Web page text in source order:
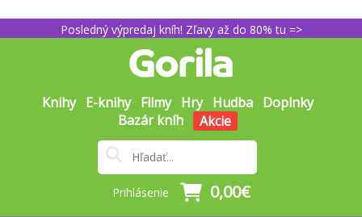
Posledný výpredaj kníh! Zľavy až do 80% tu =>
Knihy E-knihy Filmy Hry Hudba Doplnky
Bazár kníh
Akcie
Prihlásenie 0,00€